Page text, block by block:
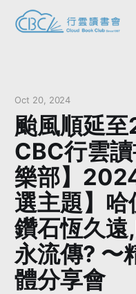
Oct 20, 2024
颱風順延
CBC行雲
樂部】
選主題】
鑽石恆久
永流傳? 〜
體分享會